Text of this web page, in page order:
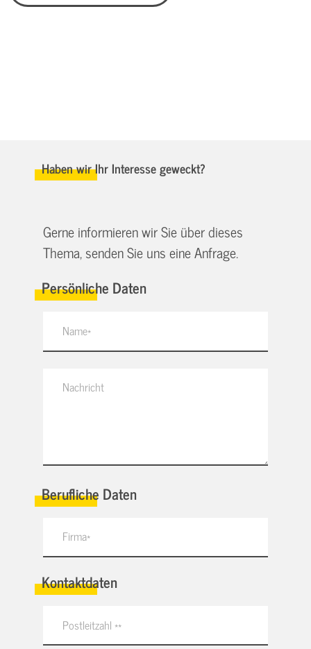
Haben wir Ihr Interesse geweckt?
Gerne informieren wir Sie über dieses
Thema, senden Sie uns eine Anfrage.
Persönliche Daten
Berufliche Daten
Kontaktdaten